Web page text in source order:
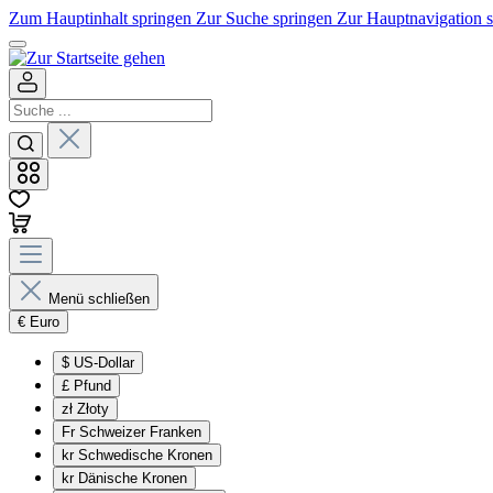
Zum Hauptinhalt springen Zur Suche springen Zur Hauptnavigation
Menü schließen
€ Euro
$ US-Dollar
£ Pfund
zł Złoty
Fr Schweizer Franken
kr Schwedische Kronen
kr Dänische Kronen